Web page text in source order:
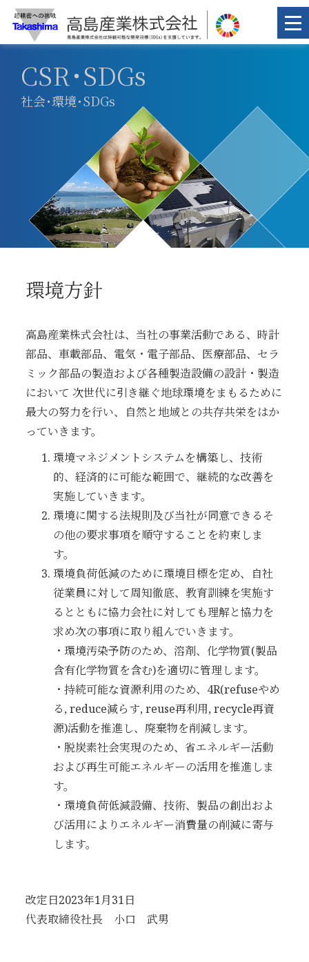
CSR･SDGs
社会･環境･SDGs
環境方針
高島産業株式会社は、当社の事業活動である、時計
部品、車載部品、電気・電子部品、医療部品、セラ
ミック部品の製造および各種製造設備の設計・製造
において 次世代に引き継ぐ地球環境をまもるために
最大の努力を行い、自然と地域との共存共栄をはか
っていきます。
環境マネジメントシステムを構築し、技術
的、経済的に可能な範囲で、継続的な改善を
実施していきます。
環境に関する法規則及び当社が同意できるそ
の他の要求事項を順守することを約束しま
す。
環境負荷低減のために環境目標を定め、自社
従業員に対して周知徹底、教育訓練を実施す
るとともに協力会社に対しても理解と協力を
求め次の事項に取り組んでいきます。
・環境汚染予防のため、溶剤、化学物質(製品
含有化学物質を含む)を適切に管理します。
・持続可能な資源利用のため、4R(refuseやめ
る, reduce減らす, reuse再利用, recycle再資
源)活動を推進し、廃棄物を削減します。
・脱炭素社会実現のため、省エネルギー活動
および再生可能エネルギーの活用を推進しま
す。
・環境負荷低減設備、技術、製品の創出およ
び活用によりエネルギー消費量の削減に寄与
します。
改定日2023年1月31日
代表取締役社長 小口 武男